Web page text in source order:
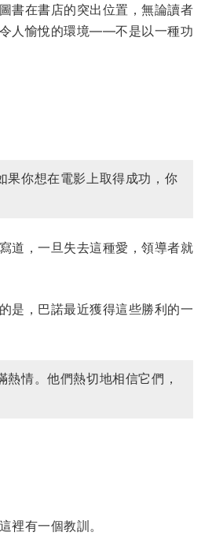
書在書店的突出位置，無論讀者
令人愉悅的環境——不是以一種功
果你想在電影上取得成功，你
道，一旦失去這種愛，領導者就
是，巴諾最近獲得這些勝利的一
情。他們熱切地相信它們，
裡有一個教訓。